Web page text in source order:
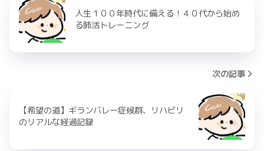
人生１００年時代に備える！４０代から始め
る肺活トレーニング
次の記事
【希望の道】ギランバレー症候群、リハビリ
のリアルな経過記録